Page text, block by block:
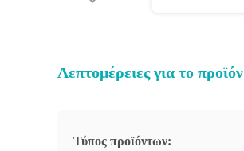
Λεπτομέρειες για το προϊόν
Τύπος προϊόντων: